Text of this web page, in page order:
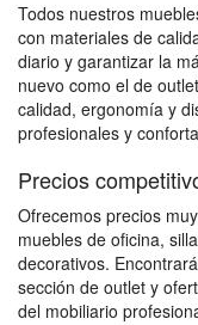
Todos nuestros
con materiales de
diario y garantizar la
nuevo como el de
calidad, ergonomía y
profesionales y
Precios
Ofrecemos precios
muebles de oficina,
decorativos.
sección de outlet y
del mobiliario